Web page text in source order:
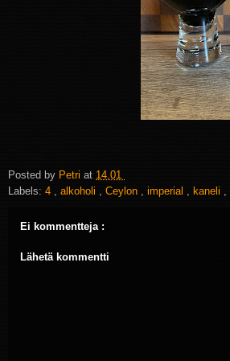
Posted by Petri at 14.01
Labels: 4 , alkoholi , Ceylon , imperial , kaneli ,
Ei kommentteja :
Lähetä kommentti